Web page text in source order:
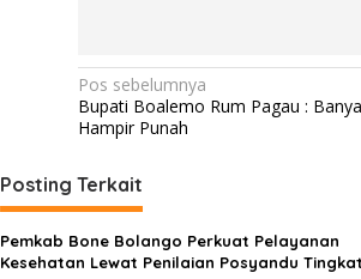
N
a
i
g
a
Pos sebelumnya
Bupati Boalemo Rum Pagau :
Hampir Punah
Posting Terkait
Pemkab Bone Bolango Perkuat Pelayanan
Kesehatan Lewat Penilaian Posyandu Tingkat